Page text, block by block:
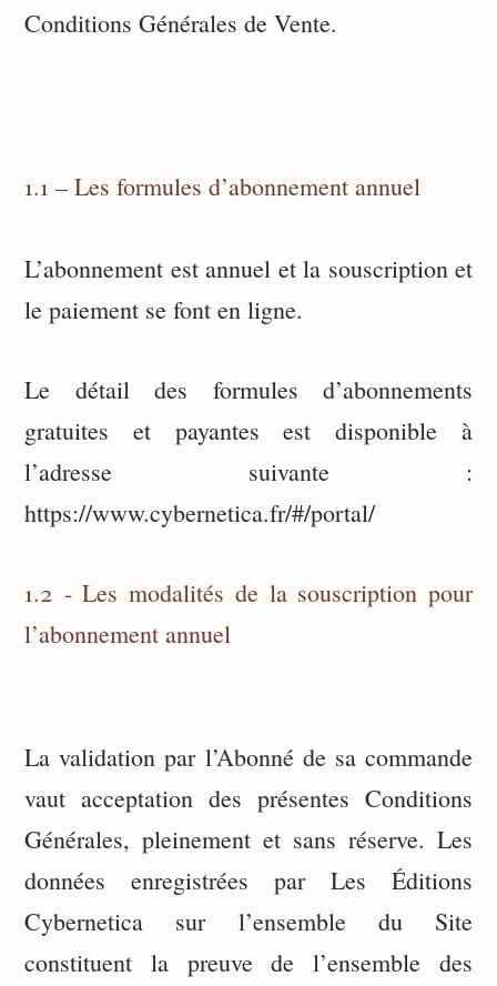
Conditions Générales de Vente.
1.1 – Les formules d’abonnement annuel
L’abonnement est annuel et la souscription et
le paiement se font en ligne.
Le détail des formules d’abonnements
gratuites et payantes est disponible à
l’adresse suivante :
https://www.cybernetica.fr/#/portal/
1.2 - Les modalités de la souscription pour
l’abonnement annuel
La validation par l’Abonné de sa commande
vaut acceptation des présentes Conditions
Générales, pleinement et sans réserve. Les
données enregistrées par Les Éditions
Cybernetica sur l’ensemble du Site
constituent la preuve de l’ensemble des